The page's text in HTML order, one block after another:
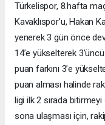
Türkelispor, 8.hafta
Kavaklıspor’u, Hakan
yenerek 3 gün önce
14’e yükselterek
puan farkını 3’e
puan alması halinde
ligi ilk 2 sırada
sona ulaşması için,